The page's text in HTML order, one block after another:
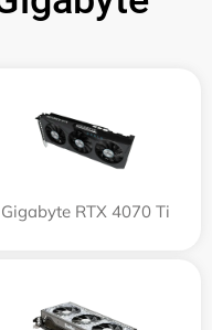
Gigabyte RTX 4070 Ti